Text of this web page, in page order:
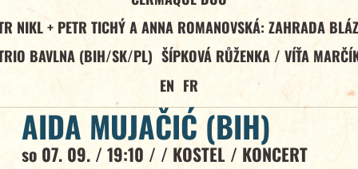
NIKL + PETR TICHÝ A ANNA ROMANOVSKÁ: ZAHRADA
BAVLNA (BIH/SK/PL) ŠÍPKOVÁ RŮŽENKA / VÍŤA
EN FR
AIDA MUJAČIĆ (BIH)
so 07. 09. / 19:10 / / KOSTEL / KONCERT